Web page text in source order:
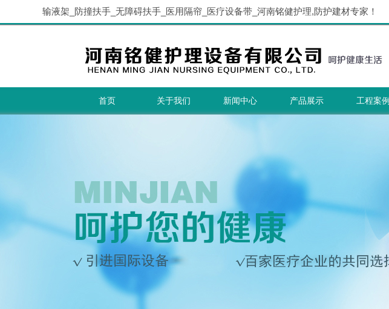
输液架_防撞扶手_无障碍扶手_医用隔帘_医疗设备带_河南铭健护理,防护建材专家！
首页 关于我们 新闻中心 产品展示 工程案例